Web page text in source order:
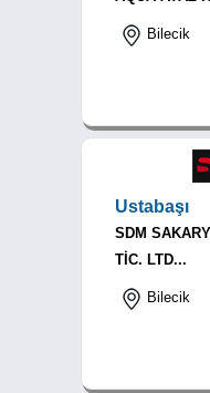
Bilecik
Ustabaşı
SDM
TİC. LTD...
Bilecik